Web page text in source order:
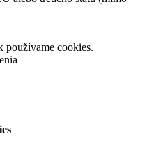
používame cookies.